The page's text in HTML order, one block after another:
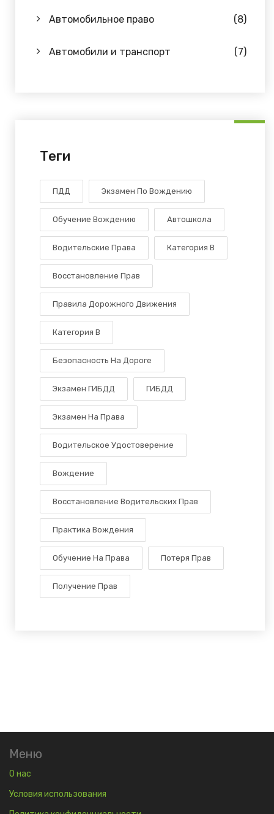
Автомобильное право (8)
Автомобили и транспорт (7)
Теги
ПДД Экзамен По Вождению
Обучение Вождению Автошкола
Водительские Права Категория В
Восстановление Прав
Правила Дорожного Движения
Категория B
Безопасность На Дороге
Экзамен ГИБДД ГИБДД
Экзамен На Права
Водительское Удостоверение
Вождение
Восстановление Водительских Прав
Практика Вождения
Обучение На Права Потеря Прав
Получение Прав
Меню
О нас
Условия использования